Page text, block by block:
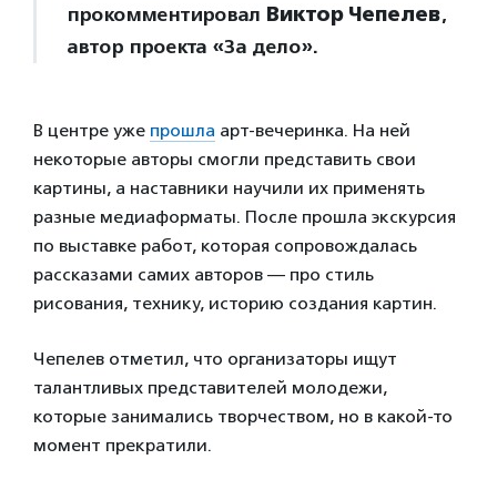
прокомментировал Виктор Чепелев,
автор проекта «За дело».
В центре уже прошла арт-вечеринка. На ней
некоторые авторы смогли представить свои
картины, а наставники научили их применять
разные медиаформаты. После прошла экскурсия
по выставке работ, которая сопровождалась
рассказами самих авторов — про стиль
рисования, технику, историю создания картин.
Чепелев отметил, что организаторы ищут
талантливых представителей молодежи,
которые занимались творчеством, но в какой-то
момент прекратили.